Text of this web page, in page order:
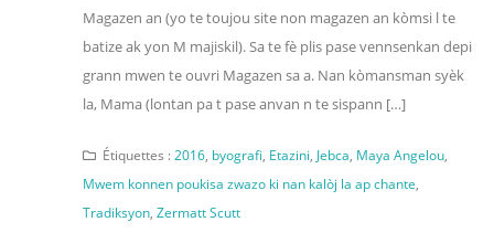
Magazen an (yo te toujou site non magazen an kòmsi l te
batize ak yon M majiskil). Sa te fè plis pase vennsenkan depi
grann mwen te ouvri Magazen sa a. Nan kòmansman syèk
la, Mama (lontan pa t pase anvan n te sispann […]
Étiquettes : 2016 byografi Etazini Jebca Maya Angelou
Mwem konnen poukisa zwazo ki nan kalòj la ap chante
Tradiksyon Zermatt Scutt